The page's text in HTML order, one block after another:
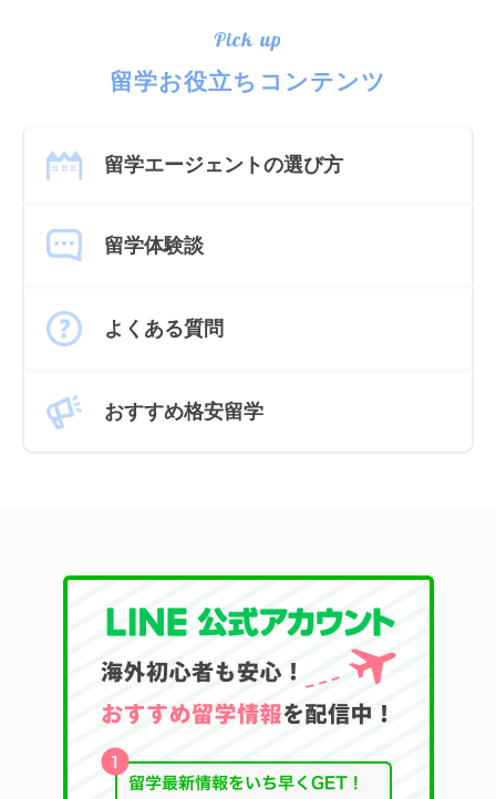
Pick up
留学お役立ちコンテンツ
留学エージェントの選び方
留学体験談
よくある質問
おすすめ格安留学